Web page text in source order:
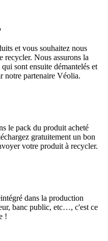
et vous souhaitez nous
Nous assurons la
sont ensuite démantelés et
notre partenaire Véolia.
le pack du produit acheté
gratuitement un bon
votre produit à recycler.
dans la production
banc public, etc…, c'est ce
!